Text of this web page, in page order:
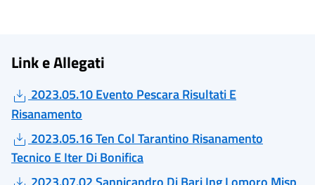
Link e Allegati
2023.05.10 Evento Pescara Risultati E
Risanamento
2023.05.16 Ten Col Tarantino Risanamento
Tecnico E Iter Di Bonifica